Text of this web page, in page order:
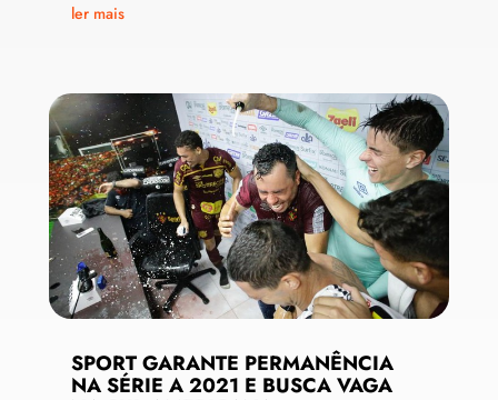
ler mais
SPORT GARANTE PERMANÊNCIA
NA SÉRIE A 2021 E BUSCA VAGA